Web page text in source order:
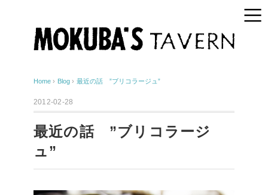
Home › Blog › 最近の話 ”ブリコラージュ”
2012-02-28
最近の話 ”ブリコラージ
ュ”